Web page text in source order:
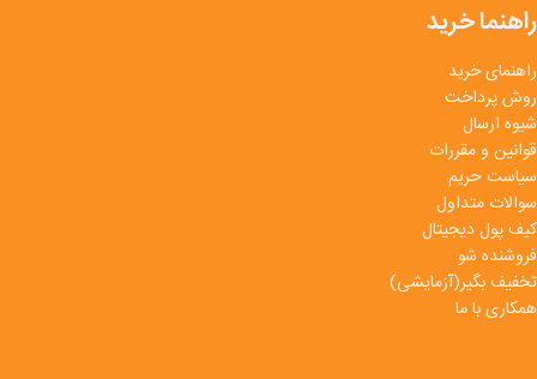
راهنما خرید
راهنمای خرید
روش پرداخت
شیوه ارسال
قوانین و مقررات
سیاست حریم
سوالات متداول
کیف پول دیجیتال
فروشنده شو
تخفیف بگیر(آزمایشی)
همکاری با ما